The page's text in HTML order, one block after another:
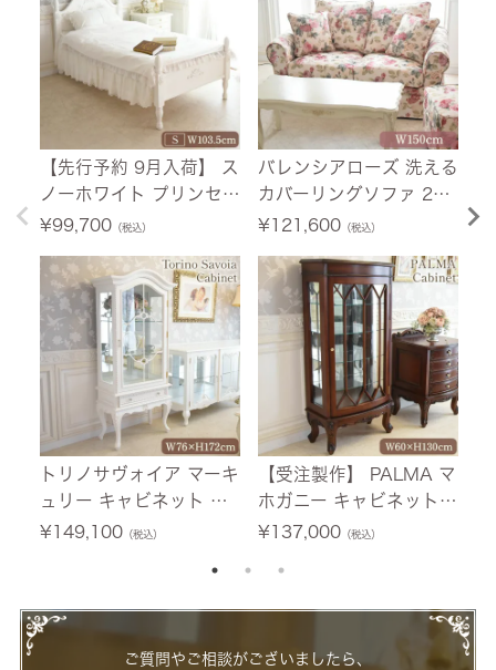
【先行予約 9月入荷】 ス
ノーホワイト プリンセス
シングルベッド ホワイト
設置サービス付】
¥99,700（税込）
トリノサヴォイア マーキ
ュリー キャビネット ホ
ワイト 幅76cm 【送料無
¥149,100（税込）
バレンシアローズ 洗える
カバーリングソファ 2人
掛け(2P) 薔薇 幅150cm
ス付】
¥121,600（税込）
【受注製作】 PALMA マ
ホガニー キャビネット
幅60cm 【送料無料/設
¥137,000（税込）
¥
ご質問やご相談がございましたら、